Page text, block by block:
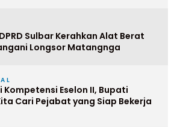
Sulbar Kerahkan Alat Berat
Longsor Matangnga
Kompetensi Eselon II, Bupati
Cari Pejabat yang Siap Bekerja